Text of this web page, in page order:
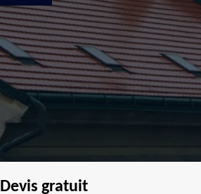
Devis gratuit